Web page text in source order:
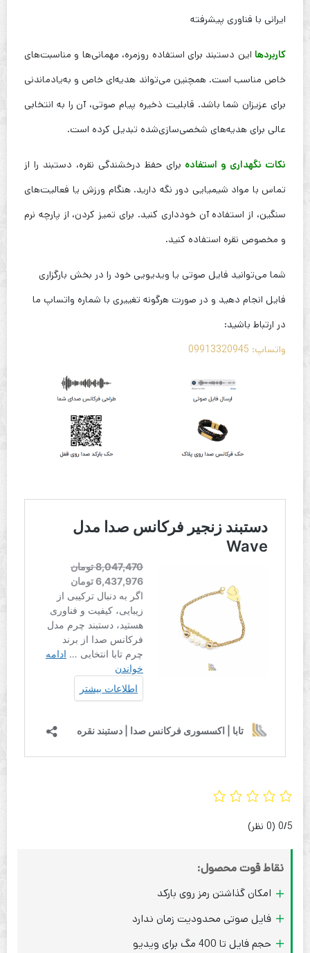
ایرانی با فناوری پیشرفته
کاربردها این دستبند برای استفاده روزمره، مهمانی‌ها و مناسبت‌های
خاص مناسب است. همچنین می‌تواند هدیه‌ای خاص و به‌یادماندنی
برای عزیزان شما باشد. قابلیت ذخیره پیام صوتی، آن را به انتخابی
عالی برای هدیه‌های شخصی‌سازی‌شده تبدیل کرده است.
نکات نگهداری و استفاده برای حفظ درخشندگی نقره، دستبند را از
تماس با مواد شیمیایی دور نگه دارید. هنگام ورزش یا فعالیت‌های
سنگین، از استفاده آن خودداری کنید. برای تمیز کردن، از پارچه نرم
و مخصوص نقره استفاده کنید.
شما می‌توانید فایل صوتی یا ویدیویی خود را در بخش بارگزاری
فایل انجام دهید و در صورت هرگونه تغییری با شماره واتساپ ما
در ارتباط باشید:
واتساپ: 09913320945
‫0/5 ‫(0 نظر)
نقاط قوت محصول:
امکان گذاشتن رمز روی بارکد
فایل صوتی محدودیت زمان ندارد
حجم فایل تا 400 مگ برای ویدیو